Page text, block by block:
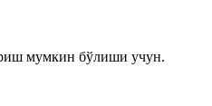
мумкин бўлиши учун.